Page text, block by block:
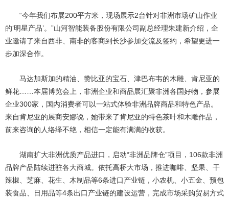
“今年我们布展200平方米，现场展示2台针对非洲市场矿山作业
的‘明星产品’。”山河智能装备股份有限公司副总经理朱建新介绍，企
业邀请了来自西非、南非的客商到长沙参加交流及签约，希望更进一
步加深合作。
马达加斯加的精油、赞比亚的宝石、津巴布韦的木雕、肯尼亚的
鲜花……本届博览会上，非洲企业和商品展汇聚非洲各国好物，参展
企业300家，国内消费者可以一站式体验非洲品牌商品和特色产品。
来自肯尼亚的展商安娜说，她带来了肯尼亚的特色茶叶和木雕作品，
前来咨询的人络绎不绝，相信一定能有满满的收获。
湖南扩大非洲优质产品进口，启动“非洲品牌仓”项目，106款非洲
品牌产品陆续进驻各大商城。依托高桥大市场，推进咖啡、坚果、干
辣椒、芝麻、花生、木制品等6条进口产业链，小农机、小五金、预包
装食品、日用品等4条出口产业链的建设运营，完成市场采购贸易方式